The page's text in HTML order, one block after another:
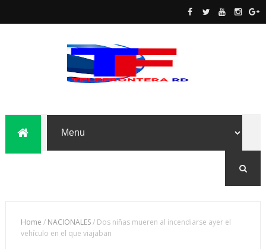
Home / NACIONALES/ Dos niñas mueren al incendiarse ayer el
vehículo en el que viajaban